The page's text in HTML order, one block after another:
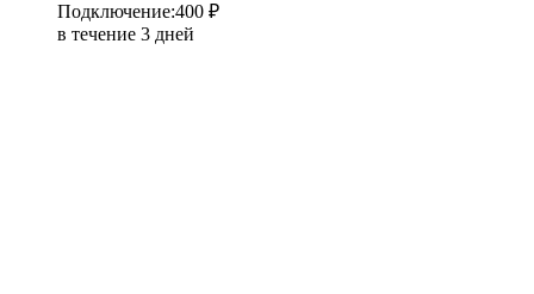
Подключение:400 ₽
в течение 3 дней